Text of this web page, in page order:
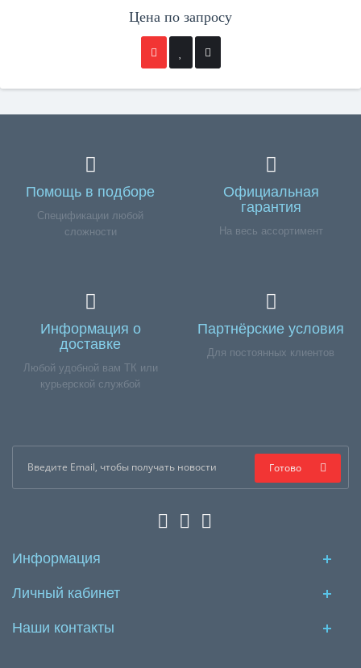
Цена по запросу
Помощь в подборе
Спецификации любой
сложности
Официальная
гарантия
На весь ассортимент
Информация о
доставке
Любой удобной вам ТК или
курьерской службой
Партнёрские условия
Для постоянных клиентов
Готово
Информация
Личный кабинет
Наши контакты